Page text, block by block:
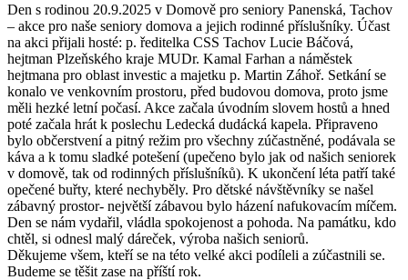
Den s rodinou 20.9.2025 v Domově pro seniory Panenská, Tachov
– akce pro naše seniory domova a jejich rodinné příslušníky. Účast
na akci přijali hosté: p. ředitelka CSS Tachov Lucie Báčová,
hejtman Plzeňského kraje MUDr. Kamal Farhan a náměstek
hejtmana pro oblast investic a majetku p. Martin Záhoř. Setkání se
konalo ve venkovním prostoru, před budovou domova, proto jsme
měli hezké letní počasí. Akce začala úvodním slovem hostů a hned
poté začala hrát k poslechu Ledecká dudácká kapela. Připraveno
bylo občerstvení a pitný režim pro všechny zúčastněné, podávala se
káva a k tomu sladké potešení (upečeno bylo jak od našich seniorek
v domově, tak od rodinných příslušníků). K ukončení léta patří také
opečené buřty, které nechyběly. Pro dětské návštěvníky se našel
zábavný prostor- největší zábavou bylo házení nafukovacím míčem.
Den se nám vydařil, vládla spokojenost a pohoda. Na památku, kdo
chtěl, si odnesl malý dáreček, výroba našich seniorů.
Děkujeme všem, kteří se na této velké akci podíleli a zúčastnili se.
Budeme se těšit zase na příští rok.